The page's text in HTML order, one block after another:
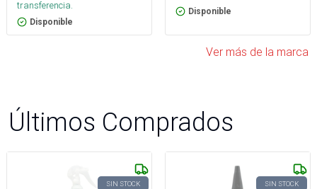
transferencia.
Disponible
Disponible
Ver más de la marca
Últimos Comprados
SIN STOCK SIN STOCK